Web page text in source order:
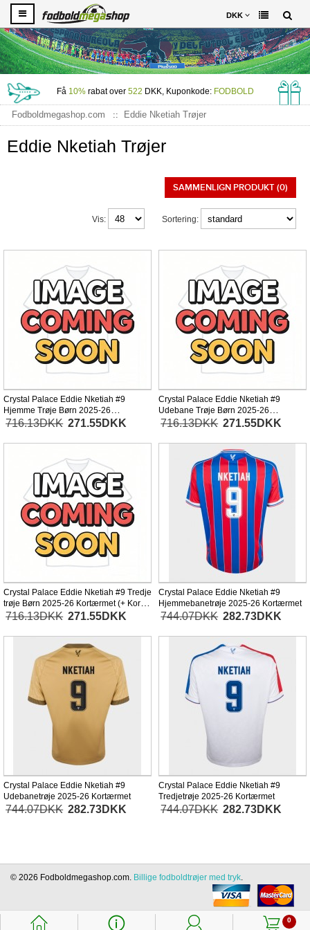
DKK
Få 10%rabat over 522 DKK, Kuponkode: FODBOLD
Fodboldmegashop.com Eddie Nketiah Trøjer
Eddie Nketiah Trøjer
SAMMENLIGN PRODUKT (0)
Sortering:
Vis:
Crystal Palace Eddie Nketiah #9
Hjemme Trøje Børn 2025-26
Kortærmet (+ Korte bukser)
716.13DKK 271.55DKK
Crystal Palace Eddie Nketiah #9
Udebane Trøje Børn 2025-26
Kortærmet (+ Korte bukser)
716.13DKK 271.55DKK
Crystal Palace Eddie Nketiah #9 Tredje
trøje Børn 2025-26 Kortærmet (+ Korte
bukser)
716.13DKK 271.55DKK
Crystal Palace Eddie Nketiah #9
Hjemmebanetrøje 2025-26 Kortærmet
744.07DKK 282.73DKK
Crystal Palace Eddie Nketiah #9
Udebanetrøje 2025-26 Kortærmet
744.07DKK 282.73DKK
Crystal Palace Eddie Nketiah #9
Tredjetrøje 2025-26 Kortærmet
744.07DKK 282.73DKK
󰃱 󰈢 󰃳 0
󰃦
© 2026 Fodboldmegashop.com. Billige fodboldtrøjer med tryk.